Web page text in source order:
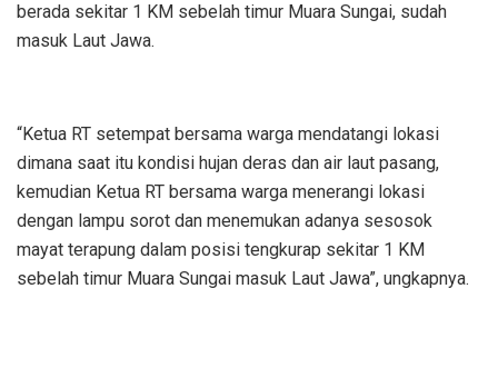
berada sekitar 1 KM sebelah timur Muara Sungai, sudah
masuk Laut Jawa.
“Ketua RT setempat bersama warga mendatangi lokasi
dimana saat itu kondisi hujan deras dan air laut pasang,
kemudian Ketua RT bersama warga menerangi lokasi
dengan lampu sorot dan menemukan adanya sesosok
mayat terapung dalam posisi tengkurap sekitar 1 KM
sebelah timur Muara Sungai masuk Laut Jawa”, ungkapnya.